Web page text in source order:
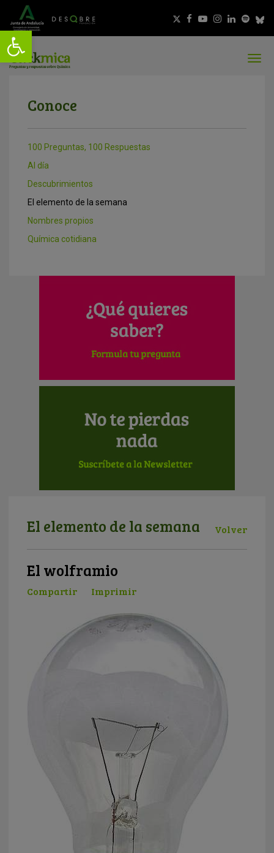
Conoce
100 Preguntas, 100 Respuestas
Al día
Descubrimientos
El elemento de la semana
Nombres propios
Química cotidiana
El elemento de la semana Volver
El wolframio
Compartir Imprimir